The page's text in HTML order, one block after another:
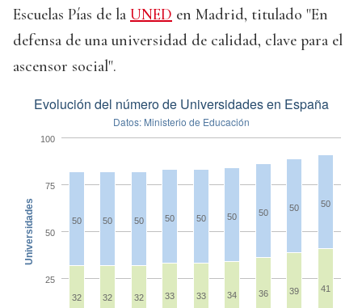
Escuelas Pías de la UNED en Madrid, titulado "En
defensa de una universidad de calidad, clave para el
ascensor social".